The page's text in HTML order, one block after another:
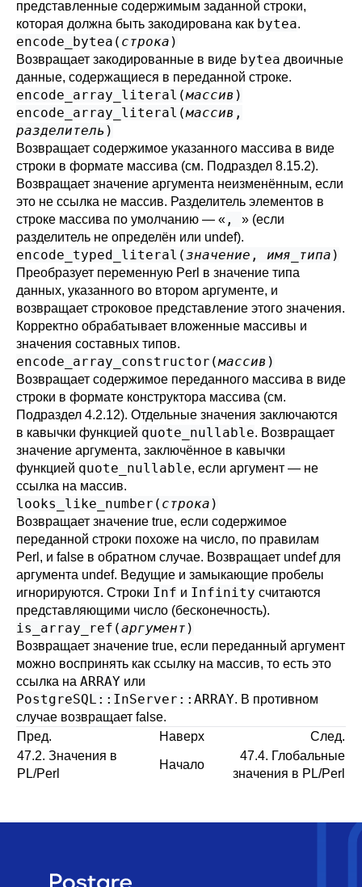
представленные содержимым заданной строки,
которая должна быть закодирована как bytea.
encode_bytea( строка )
Возвращает закодированные в виде bytea двоичные
данные, содержащиеся в переданной строке.
encode_array_literal(массив )
encode_array_literal(массив ,
разделитель )
Возвращает содержимое указанного массива в виде
строки в формате массива (см. Подраздел 8.15.2).
Возвращает значение аргумента неизменённым, если
это не ссылка не массив. Разделитель элементов в
строке массива по умолчанию — « , » (если
разделитель не определён или undef).
encode_typed_literal(значение , имя_типа )
Преобразует переменную Perl в значение типа
данных, указанного во втором аргументе, и
возвращает строковое представление этого значения.
Корректно обрабатывает вложенные массивы и
значения составных типов.
encode_array_constructor(массив )
Возвращает содержимое переданного массива в виде
строки в формате конструктора массива (см.
Подраздел 4.2.12). Отдельные значения заключаются
в кавычки функцией quote_nullable. Возвращает
значение аргумента, заключённое в кавычки
функцией quote_nullable, если аргумент — не
ссылка на массив.
looks_like_number( строка )
Возвращает значение true, если содержимое
переданной строки похоже на число, по правилам
Perl, и false в обратном случае. Возвращает undef для
аргумента undef. Ведущие и замыкающие пробелы
игнорируются. Строки Inf и Infinity считаются
представляющими число (бесконечность).
is_array_ref(аргумент )
Возвращает значение true, если переданный аргумент
можно воспринять как ссылку на массив, то есть это
ссылка на ARRAY или
PostgreSQL::InServer::ARRAY. В противном
случае возвращает false.
Пред.
Наверх
След.
47.2. Значения в
PL/Perl
Начало
47.4. Глобальные
значения в PL/Perl